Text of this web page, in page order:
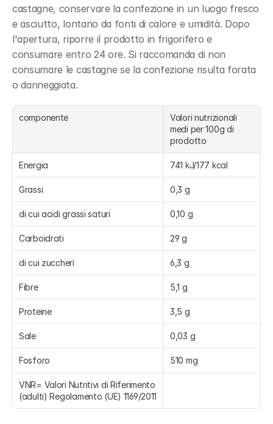
castagne, conservare la confezione in un luogo fresco
e asciutto, lontano da fonti di calore e umidità. Dopo
l'apertura, riporre il prodotto in frigorifero e
consumare entro 24 ore. Si raccomanda di non
consumare le castagne se la confezione risulta forata
o danneggiata.
componente
Valori nutrizionali
medi per 100g di
prodotto
Energia 741 kJ/177 kcal
Grassi 0,3 g
di cui acidi grassi saturi 0,10 g
Carboidrati 29 g
di cui zuccheri 6,3 g
Fibre 5,1 g
Proteine 3,5 g
Sale 0,03 g
Fosforo 510 mg
VNR= Valori Nutritivi di Riferimento
(adulti) Regolamento (UE) 1169/2011